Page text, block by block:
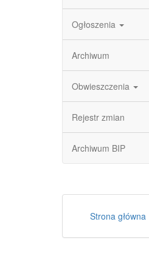
Ogłoszenia
Archiwum
Obwieszczenia
Rejestr zmian
Archiwum BIP
Strona główna